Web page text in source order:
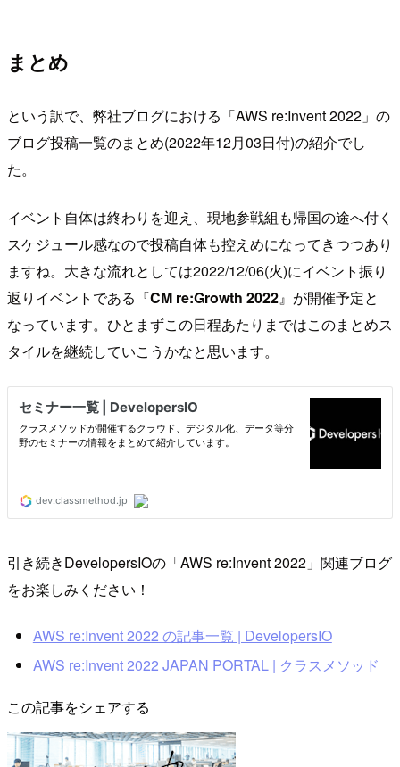
まとめ
という訳で、弊社ブログにおける「AWS re:Invent 2022」の
ブログ投稿一覧のまとめ(2022年12月03日付)の紹介でし
た。
イベント自体は終わりを迎え、現地参戦組も帰国の途へ付く
スケジュール感なので投稿自体も控えめになってきつつあり
ますね。大きな流れとしては2022/12/06(火)にイベント振り
返りイベントである『CM re:Growth 2022』が開催予定と
なっています。ひとまずこの日程あたりまではこのまとめス
タイルを継続していこうかなと思います。
引き続きDevelopersIOの「AWS re:Invent 2022」関連ブログ
をお楽しみください！
AWS re:Invent 2022 の記事一覧 | DevelopersIO
AWS re:Invent 2022 JAPAN PORTAL | クラスメソッド
この記事をシェアする